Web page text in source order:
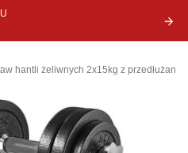
hantli żeliwnych 2x15kg z